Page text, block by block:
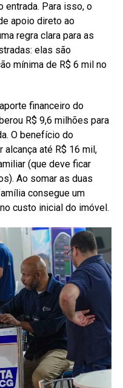
entrada. Para isso, o
apoio direto ao
regra clara para as
elas são
mínima de R$ 6 mil no
financeiro do
R$ 9,6 milhões para
O benefício do
alcança até R$ 16 mil,
(que deve ficar
Ao somar as duas
consegue um
custo inicial do imóvel.